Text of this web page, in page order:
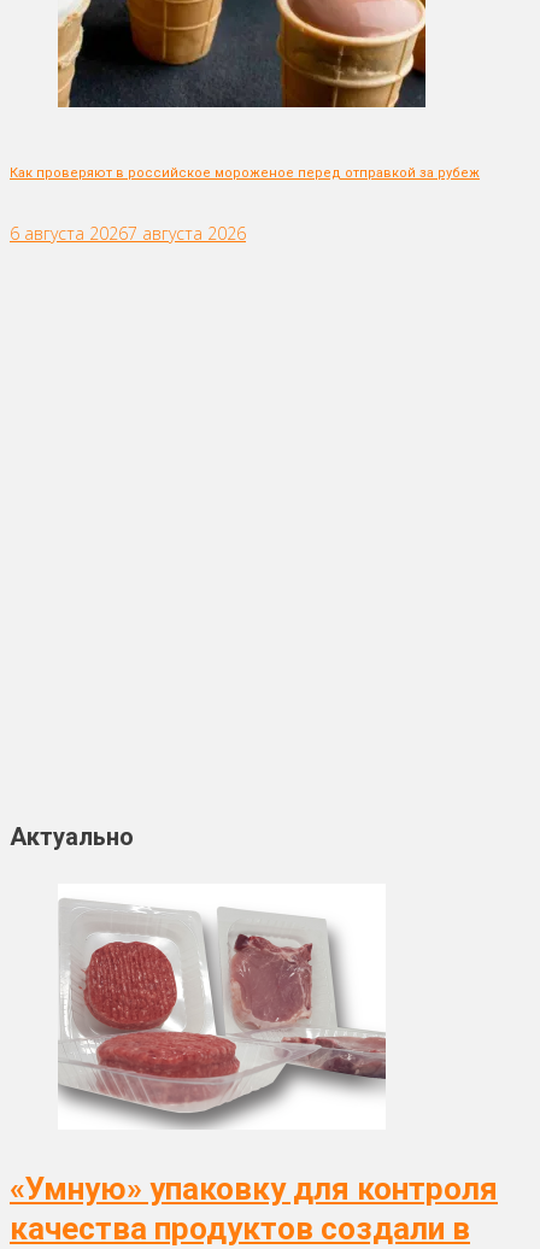
Как проверяют в российское мороженое перед отправкой за рубеж
6 августа 20267 августа 2026
Актуально
«Умную» упаковку для контроля
качества продуктов создали в